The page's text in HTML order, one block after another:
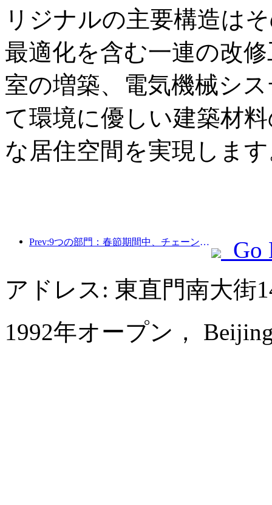
リジナルの主要構造は
最適化を含む一連の改
室の増築、電気機械シ
て環境に優しい建築材
な居住空間を実現しま
Prev:9つの部門：春節期間中、チェーンホテルやブティックホームステイでは優遇措置が提供されます。
Go
アドレス: 東直門南大街
1992年オープン，